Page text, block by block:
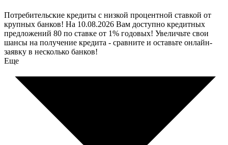
Потребительские кредиты с низкой процентной ставкой от
крупных банков! На 10.08.2026 Вам доступно кредитных
предложений 80 по ставке от 1% годовых! Увеличьте свои
шансы на получение кредита - сравните и оставьте онлайн-
заявку в несколько банков!
Еще